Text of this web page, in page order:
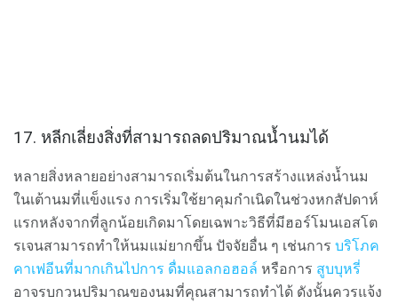
17. หลีกเลี่ยงสิ่งที่สามารถลดปริมาณน้ำนมได้
หลายสิ่งหลายอย่างสามารถเริ่มต้นในการสร้างแหล่งน้ำนม
ในเต้านมที่แข็งแรง การเริ่มใช้ยาคุมกำเนิดในช่วงหกสัปดาห์
แรกหลังจากที่ลูกน้อยเกิดมาโดยเฉพาะวิธีที่มีฮอร์โมนเอสโต
รเจนสามารถทำให้นมแม่ยากขึ้น ปัจจัยอื่น ๆ เช่นการ บริโภค
คาเฟอีนที่มากเกินไปการ ดื่มแอลกอฮอล์ หรือการ สูบบุหรี่
อาจรบกวนปริมาณของนมที่คุณสามารถทำได้ ดังนั้นควรแจ้ง